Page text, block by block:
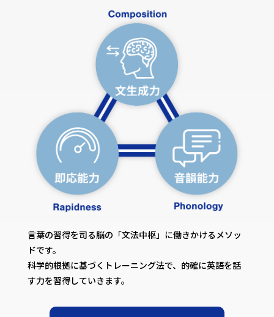
言葉の習得を司る脳の「文法中枢」に働きかけるメソッ
ドです。
科学的根拠に基づくトレーニング法で、的確に英語を話
す力を習得していきます。